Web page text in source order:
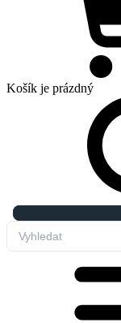
Košík je prázdný